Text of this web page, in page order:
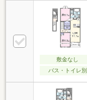
敷金なし
バス・トイレ別